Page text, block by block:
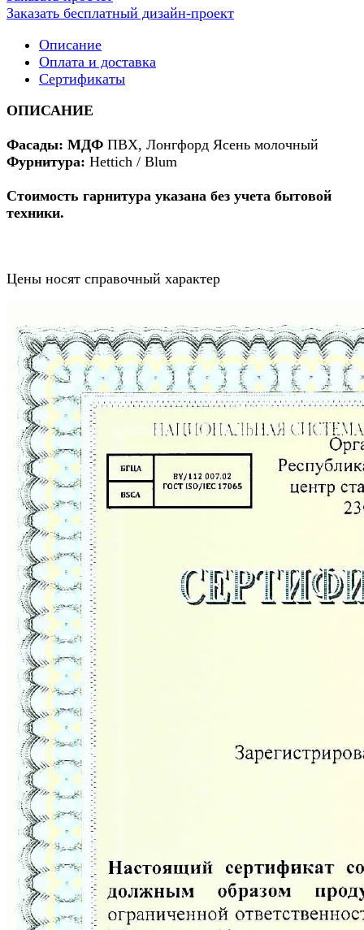
Заказать бесплатный дизайн-проект
Описание
Оплата и доставка
Сертификаты
ОПИСАНИЕ
Фасады: МДФ ПВХ, Лонгфорд Ясень молочный
Фурнитура: Hettich / Blum
Стоимость гарнитура указана без учета бытовой
техники.
Цены носят справочный характер